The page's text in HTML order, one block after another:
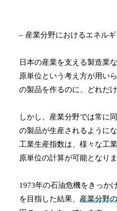
– 産業分野におけるエネル
日本の産業を支える製造業
原単位という考え方が用い
の製品を作るのに、どれだ
しかし、産業分野では常に
の製品が生産されるように
工業生産指数は、様々な工
原単位の計算が可能となりま
1973年の石油危機をきっか
を目指した結果、 産業分野